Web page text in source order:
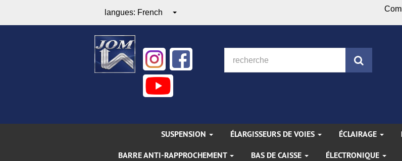
langues: French
SUSPENSION ÉLARGISSEURS DE VOIES ÉCLAIRAGE
BARRE ANTI-RAPPROCHEMENT
BAS DE CAISSE ÉLECTRONIQUE